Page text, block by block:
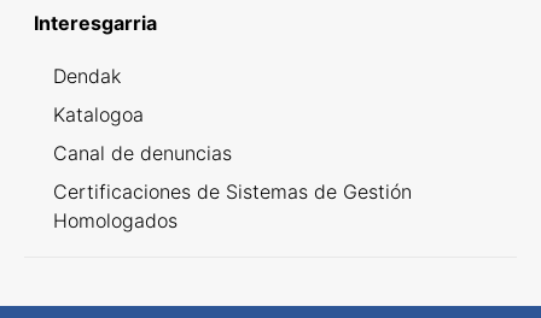
Interesgarria
Dendak
Katalogoa
Canal de denuncias
Certificaciones de Sistemas de Gestión
Homologados